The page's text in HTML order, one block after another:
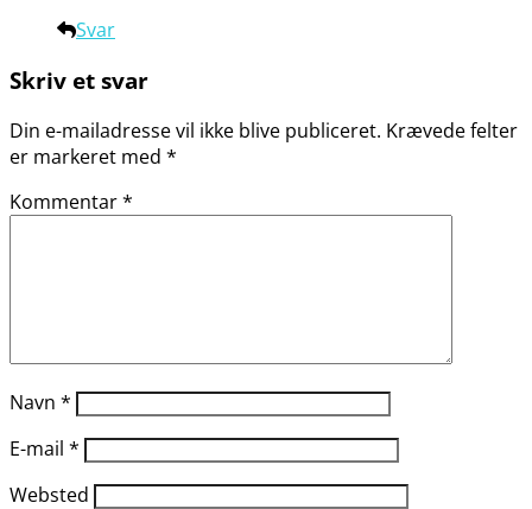
Svar
Skriv et svar
Din e-mailadresse vil ikke blive publiceret. Krævede felter
er markeret med *
Kommentar*
Navn *
E-mail *
Websted